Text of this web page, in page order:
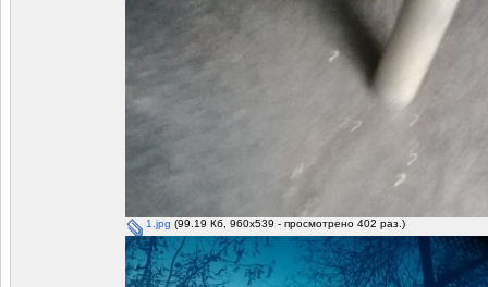
1.jpg (99.19 Кб, 960x539 - просмотрено 402 раз.)